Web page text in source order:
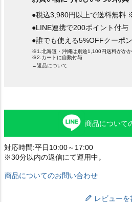
●税込3,980円以上で送料無料
●LINE連携で200ポイント付与
●誰でも使える5%OFFクーポ
※1.北海道・沖縄は別途1,100円送料がか
※2.カートに自動付与
→返品について
商品について
対応時間:平日10:00～17:00
※30分以内の返信にて運用中。
商品についてのお問い合わせ
レビューを